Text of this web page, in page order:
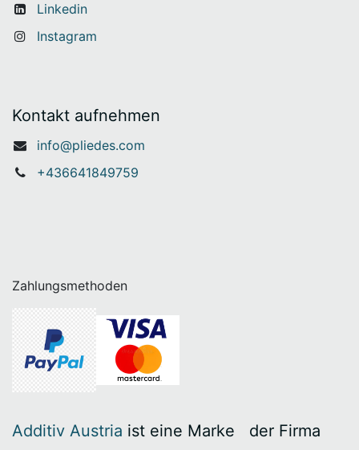
Linkedin
Instagram
Kontakt aufnehmen
info@pliedes.com
+436641849759
Zahlungsmethoden
Additiv Austria ist eine Marke ​der Firma